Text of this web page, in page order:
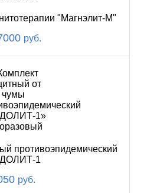
"Магнэлит-М"
руб.
противоэпидемический
1
руб.